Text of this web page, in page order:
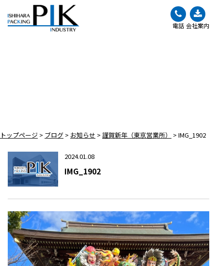
電話 会社案内
トップページ > ブログ > お知らせ > 謹賀新年（東京営業所） > IMG_1902
2024.01.08
IMG_1902